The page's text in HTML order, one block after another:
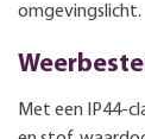
omgevingslicht.
Met een IP44-